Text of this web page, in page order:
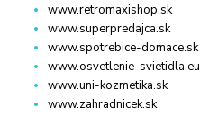
www.retromaxishop.sk
www.superpredajca.sk
www.spotrebice-domace.sk
www.osvetlenie-svietidla.eu
www.uni-kozmetika.sk
www.zahradnicek.sk